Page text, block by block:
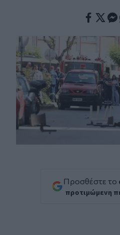
Προσθέστε το
προτιμώμενη